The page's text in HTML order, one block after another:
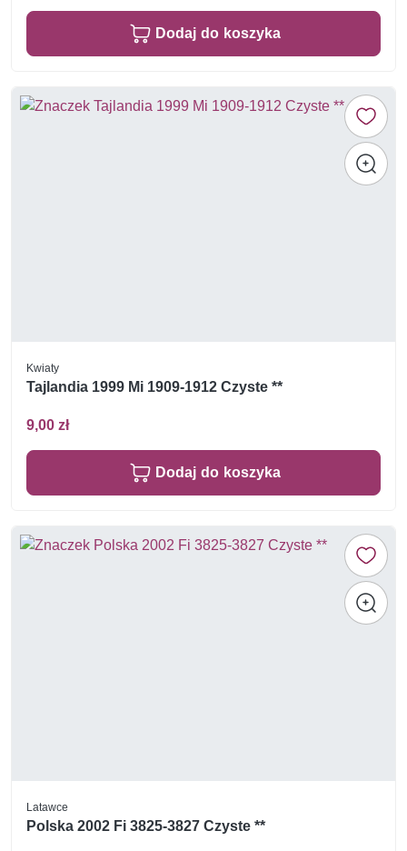
Dodaj do koszyka
Kwiaty
Tajlandia 1999 Mi 1909-1912 Czyste **
9,00 zł
Dodaj do koszyka
Latawce
Polska 2002 Fi 3825-3827 Czyste **